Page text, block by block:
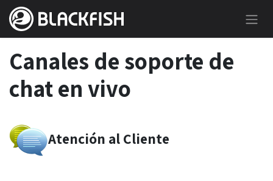
Ir al contenido
Canales de soporte de
chat en vivo
Atención al Cliente